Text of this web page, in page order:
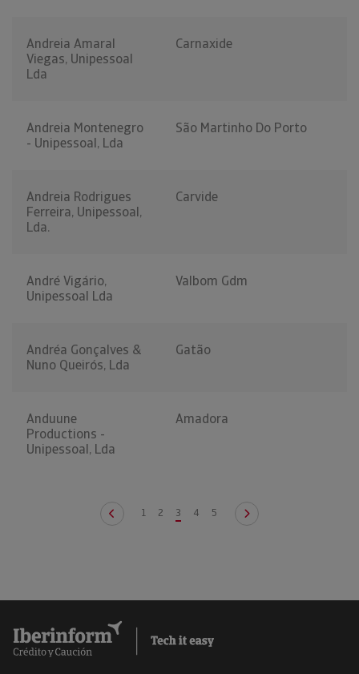
Andreia Amaral
Viegas, Unipessoal
Lda
Carnaxide
Andreia Montenegro
- Unipessoal, Lda
São Martinho Do Porto
Andreia Rodrigues
Ferreira, Unipessoal,
Lda.
Carvide
André Vigário,
Unipessoal Lda
Valbom Gdm
Andréa Gonçalves &
Nuno Queirós, Lda
Gatão
Anduune
Productions -
Unipessoal, Lda
Amadora
1 2 3 4 5